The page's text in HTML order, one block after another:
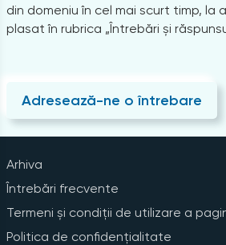
din domeniu în cel mai scurt timp, la
plasat în rubrica „Întrebări și
Adresează-ne o întrebare
Arhiva
Întrebări frecvente
Termeni și condiții de utilizare a
Politica de confidențialitate